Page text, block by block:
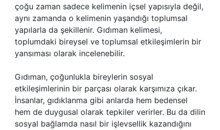
çoğu zaman sadece kelimenin içsel yapısıyla değil,
aynı zamanda o kelimenin yaşandığı toplumsal
yapılarla da şekillenir. Gıdıman kelimesi,
toplumdaki bireysel ve toplumsal etkileşimlerin bir
yansıması olarak incelenebilir.
Gıdıman, çoğunlukla bireylerin sosyal
etkileşimlerinin bir parçası olarak karşımıza çıkar.
İnsanlar, gıdıklanma gibi anlarda hem bedensel
hem de duygusal olarak tepkiler verirler. Bu da dilin
sosyal bağlamda nasıl bir işlevsellik kazandığını